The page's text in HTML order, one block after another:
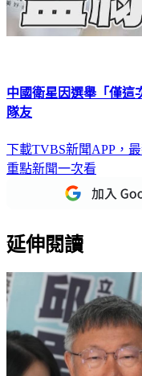
中國衛星因選舉「僅這
隊友
下載TVBS新聞APP，
重點新聞一次看
延伸閱讀